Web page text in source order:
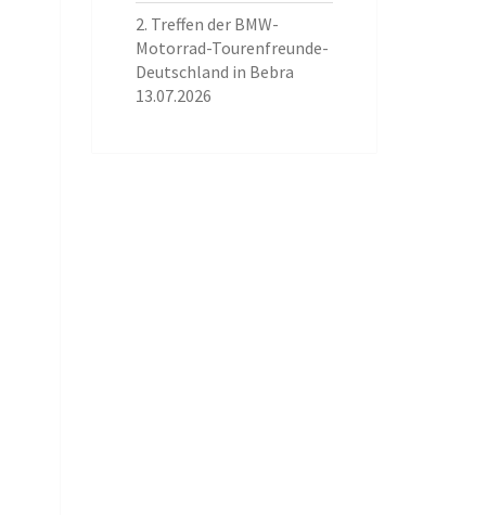
2. Treffen der BMW-
Motorrad-Tourenfreunde-
Deutschland in Bebra
13.07.2026